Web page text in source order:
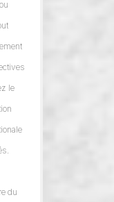
le
du